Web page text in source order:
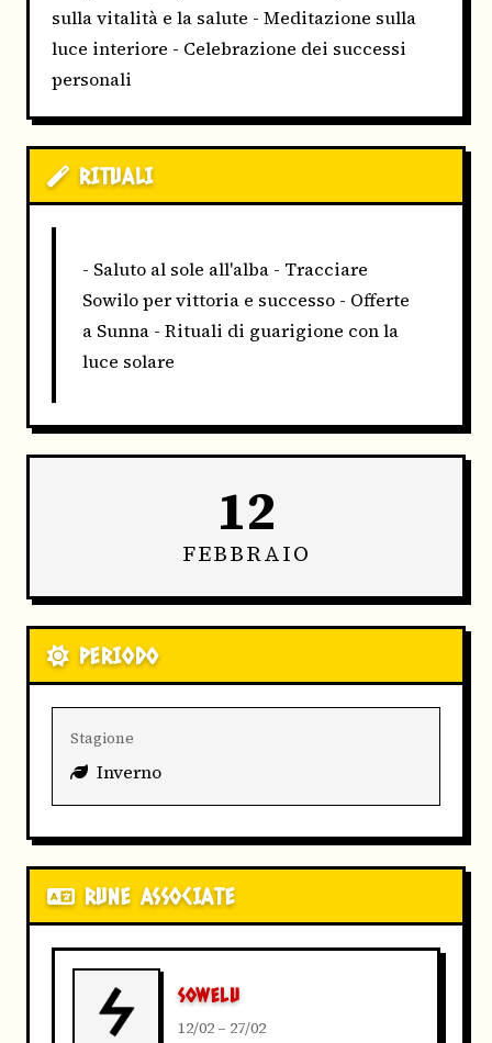
sulla vitalità e la salute - Meditazione sulla
luce interiore - Celebrazione dei successi
personali
RITUALI
- Saluto al sole all'alba - Tracciare
Sowilo per vittoria e successo - Offerte
a Sunna - Rituali di guarigione con la
luce solare
12
FEBBRAIO
PERIODO
Stagione
Inverno
RUNE ASSOCIATE
SOWELU
12/02 – 27/02